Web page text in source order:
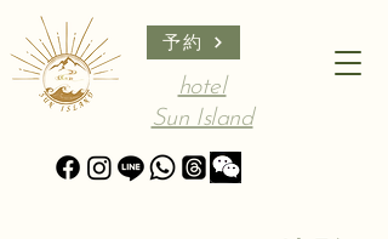
hotel
Sun Island
予約